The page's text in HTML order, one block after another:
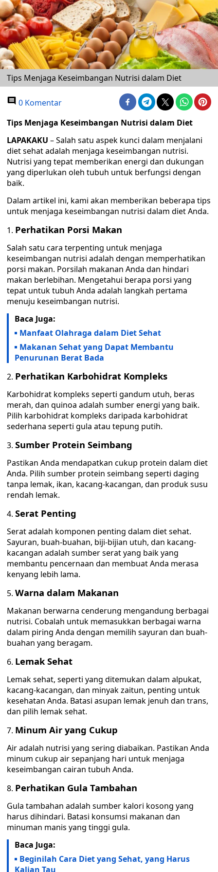
Tips Menjaga Keseimbangan Nutrisi dalam Diet
0 Komentar
Tips Menjaga Keseimbangan Nutrisi dalam Diet
LAPAKAKU – Salah satu aspek kunci dalam menjalani
diet sehat adalah menjaga keseimbangan nutrisi.
Nutrisi yang tepat memberikan energi dan dukungan
yang diperlukan oleh tubuh untuk berfungsi dengan
baik.
Dalam artikel ini, kami akan memberikan beberapa tips
untuk menjaga keseimbangan nutrisi dalam diet Anda.
Perhatikan Porsi Makan
Salah satu cara terpenting untuk menjaga
keseimbangan nutrisi adalah dengan memperhatikan
porsi makan. Porsilah makanan Anda dan hindari
makan berlebihan. Mengetahui berapa porsi yang
tepat untuk tubuh Anda adalah langkah pertama
menuju keseimbangan nutrisi.
Baca Juga:
Manfaat Olahraga dalam Diet Sehat
Makanan Sehat yang Dapat Membantu
Penurunan Berat Bada
Perhatikan Karbohidrat Kompleks
Karbohidrat kompleks seperti gandum utuh, beras
merah, dan quinoa adalah sumber energi yang baik.
Pilih karbohidrat kompleks daripada karbohidrat
sederhana seperti gula atau tepung putih.
Sumber Protein Seimbang
Pastikan Anda mendapatkan cukup protein dalam diet
Anda. Pilih sumber protein seimbang seperti daging
tanpa lemak, ikan, kacang-kacangan, dan produk susu
rendah lemak.
Serat Penting
Serat adalah komponen penting dalam diet sehat.
Sayuran, buah-buahan, biji-bijian utuh, dan kacang-
kacangan adalah sumber serat yang baik yang
membantu pencernaan dan membuat Anda merasa
kenyang lebih lama.
Warna dalam Makanan
Makanan berwarna cenderung mengandung berbagai
nutrisi. Cobalah untuk memasukkan berbagai warna
dalam piring Anda dengan memilih sayuran dan buah-
buahan yang beragam.
Lemak Sehat
Lemak sehat, seperti yang ditemukan dalam alpukat,
kacang-kacangan, dan minyak zaitun, penting untuk
kesehatan Anda. Batasi asupan lemak jenuh dan trans,
dan pilih lemak sehat.
Minum Air yang Cukup
Air adalah nutrisi yang sering diabaikan. Pastikan Anda
minum cukup air sepanjang hari untuk menjaga
keseimbangan cairan tubuh Anda.
Perhatikan Gula Tambahan
Gula tambahan adalah sumber kalori kosong yang
harus dihindari. Batasi konsumsi makanan dan
minuman manis yang tinggi gula.
Baca Juga:
Beginilah Cara Diet yang Sehat, yang Harus
Kalian Tau